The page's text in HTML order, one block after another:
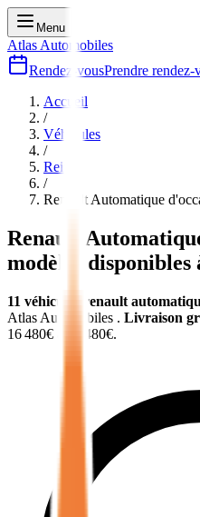
Menu
Atlas Automobiles
Rendez-vousPrendre rendez-
Accueil
/
Véhicules
/
Reims
/
Renault Automatique
Renault
modèles disponibles
11 véhicules renault
Atlas Automobiles . Livraison
16 480€ à 47 480€.